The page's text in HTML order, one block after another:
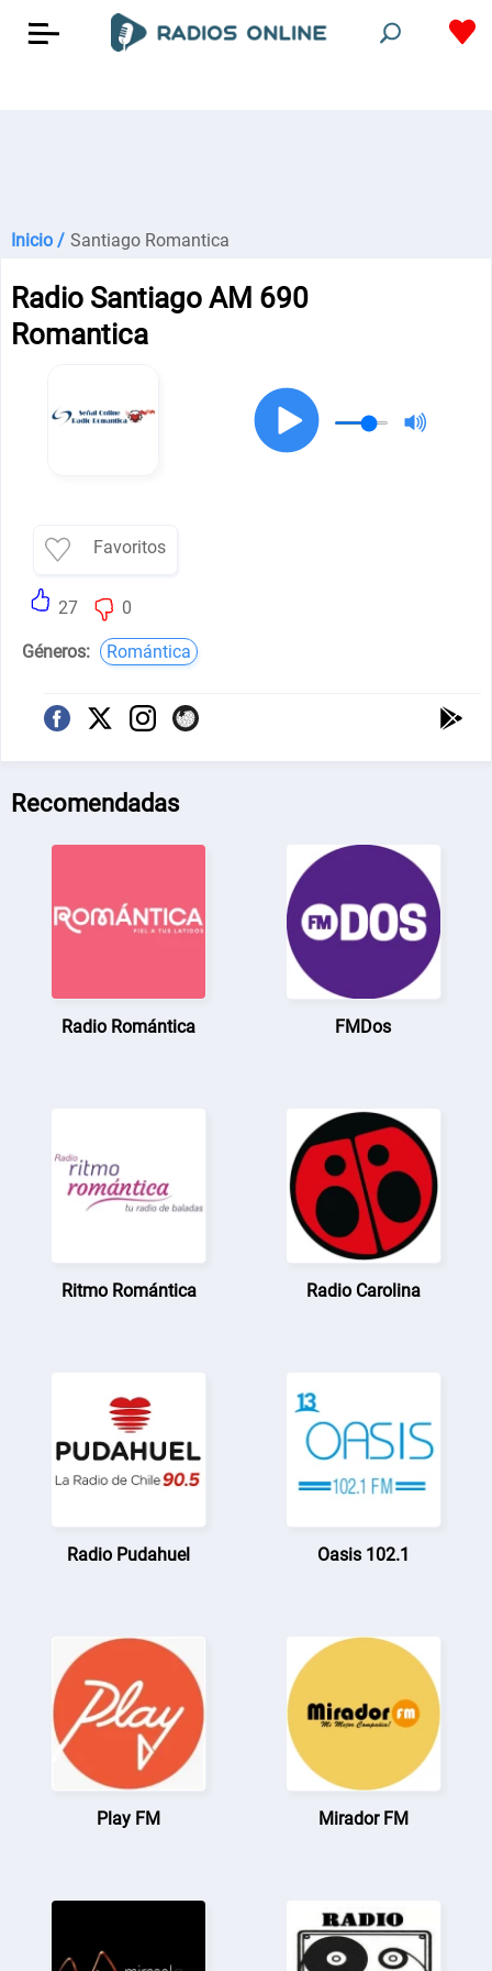
Inicio / Santiago Romantica
Radio Santiago AM 690
Romantica
Favoritos
27 0
Géneros: Romántica
Recomendadas
Radio Romántica FMDos
Ritmo Romántica Radio Carolina
Radio Pudahuel Oasis 102.1
Play FM Mirador FM